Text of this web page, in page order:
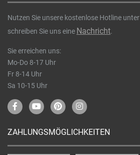
Nutzen Sie unsere kostenlose Hotline unter
schreiben Sie uns eine Nachricht.
Sie erreichen uns:
Mo-Do 8-17 Uhr
Fr 8-14 Uhr
Sa 10-15 Uhr
ZAHLUNGSMÖGLICHKEITEN